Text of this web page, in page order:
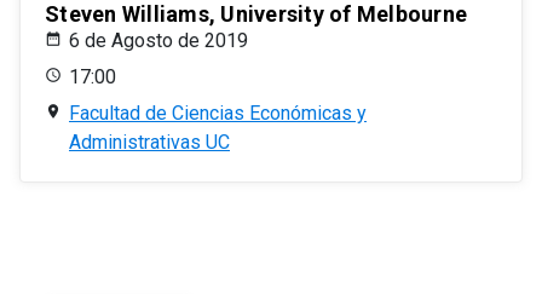
Steven Williams, University of Melbourne
6 de Agosto de 2019
17:00
Facultad de Ciencias Económicas y
Administrativas UC